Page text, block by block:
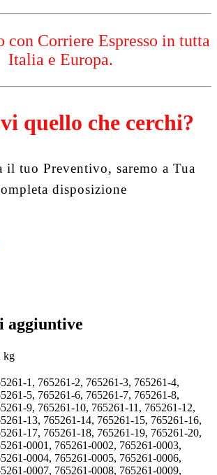
con Corriere Espresso in tutta
Italia e Europa.
quello che cerchi?
il tuo Preventivo, saremo a Tua
disposizione
aggiuntive
kg
1, 765261-2, 765261-3, 765261-4,
5, 765261-6, 765261-7, 765261-8,
9, 765261-10, 765261-11, 765261-12,
13, 765261-14, 765261-15, 765261-16,
17, 765261-18, 765261-19, 765261-20,
0001, 765261-0002, 765261-0003,
0004, 765261-0005, 765261-0006,
0007, 765261-0008, 765261-0009,